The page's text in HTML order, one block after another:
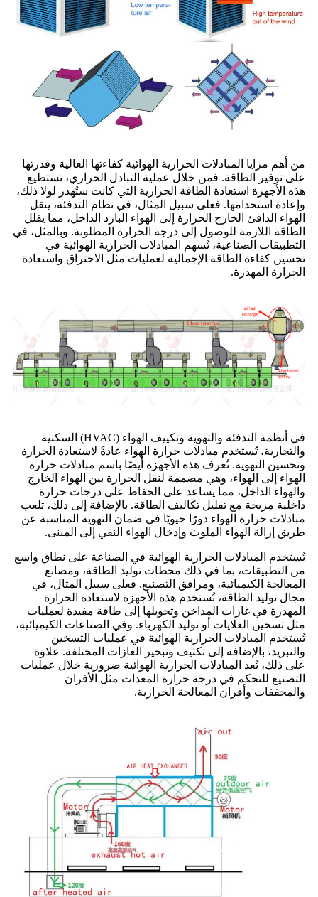
من أهم مزايا المبادلات الحرارية الهوائية كفاءتها العالية وقدرتها
على توفير الطاقة. فمن خلال عملية التبادل الحراري، تستطيع
هذه الأجهزة استعادة الطاقة الحرارية التي كانت ستُهدر لولا ذلك،
وإعادة استخدامها. فعلى سبيل المثال، في نظام التدفئة، ينقل
الهواء الدافئ الخارج الحرارة إلى الهواء البارد الداخل، مما يقلل
الطاقة اللازمة للوصول إلى درجة الحرارة المطلوبة. وبالمثل، في
التطبيقات الصناعية، تُسهم المبادلات الحرارية الهوائية في
تحسين كفاءة الطاقة الإجمالية لعمليات مثل الاحتراق واستعادة
الحرارة المهدرة.
في أنظمة التدفئة والتهوية وتكييف الهواء (HVAC) السكنية
والتجارية، تُستخدم مبادلات حرارة الهواء عادةً لاستعادة الحرارة
وتحسين التهوية. تُعرف هذه الأجهزة أيضًا باسم مبادلات حرارة
الهواء إلى الهواء، وهي مصممة لنقل الحرارة بين الهواء الخارج
والهواء الداخل، مما يساعد على الحفاظ على درجات حرارة
داخلية مريحة مع تقليل تكاليف الطاقة. بالإضافة إلى ذلك، تلعب
مبادلات حرارة الهواء دورًا حيويًا في ضمان التهوية المناسبة عن
طريق إزالة الهواء الملوث وإدخال الهواء النقي إلى المبنى.
تُستخدم المبادلات الحرارية الهوائية في الصناعة على نطاق واسع
من التطبيقات، بما في ذلك محطات توليد الطاقة، ومصانع
المعالجة الكيميائية، ومرافق التصنيع. فعلى سبيل المثال، في
مجال توليد الطاقة، تُستخدم هذه الأجهزة لاستعادة الحرارة
المهدرة في غازات المداخن وتحويلها إلى طاقة مفيدة لعمليات
مثل تسخين الغلايات أو توليد الكهرباء. وفي الصناعات الكيميائية،
تُستخدم المبادلات الحرارية الهوائية في عمليات التسخين
والتبريد، بالإضافة إلى تكثيف وتبخير الغازات المختلفة. علاوة
على ذلك، تُعد المبادلات الحرارية الهوائية ضرورية خلال عمليات
التصنيع للتحكم في درجة حرارة المعدات مثل الأفران
والمجففات وأفران المعالجة الحرارية.